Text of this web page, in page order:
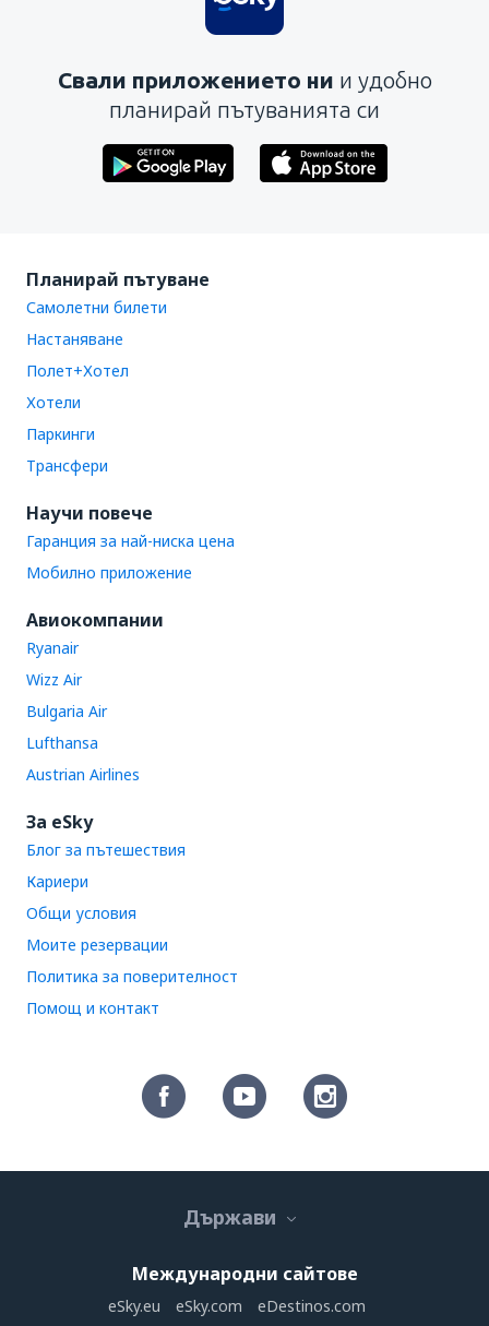
Свали приложението ни и удобно
планирай пътуванията си
Планирай пътуване
Самолетни билети
Настаняване
Полет+Хотел
Хотели
Паркинги
Трансфери
Научи повече
Гаранция за най-ниска цена
Мобилно приложение
Авиокомпании
Ryanair
Wizz Air
Bulgaria Air
Lufthansa
Austrian Airlines
За eSky
Блог за пътешествия
Кариери
Общи условия
Моите резервации
Политика за поверителност
Помощ и контакт
Държави
Международни сайтове
eSky.eu eSky.com eDestinos.com